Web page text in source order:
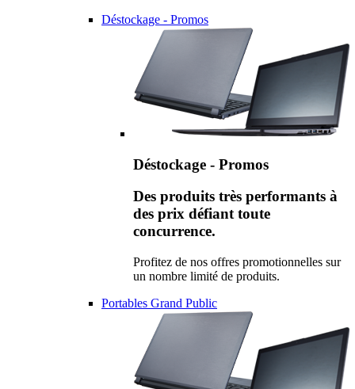
Déstockage - Promos
Déstockage - Promos
Des produits très performants à
des prix défiant toute
concurrence.
Profitez de nos offres promotionnelles sur
un nombre limité de produits.
Portables Grand Public